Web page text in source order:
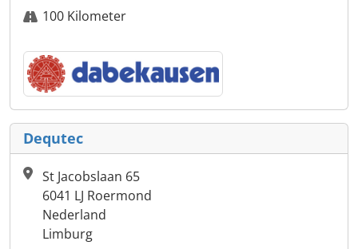
100 Kilometer
Dequtec
St Jacobslaan 65
6041 LJ Roermond
Nederland
Limburg